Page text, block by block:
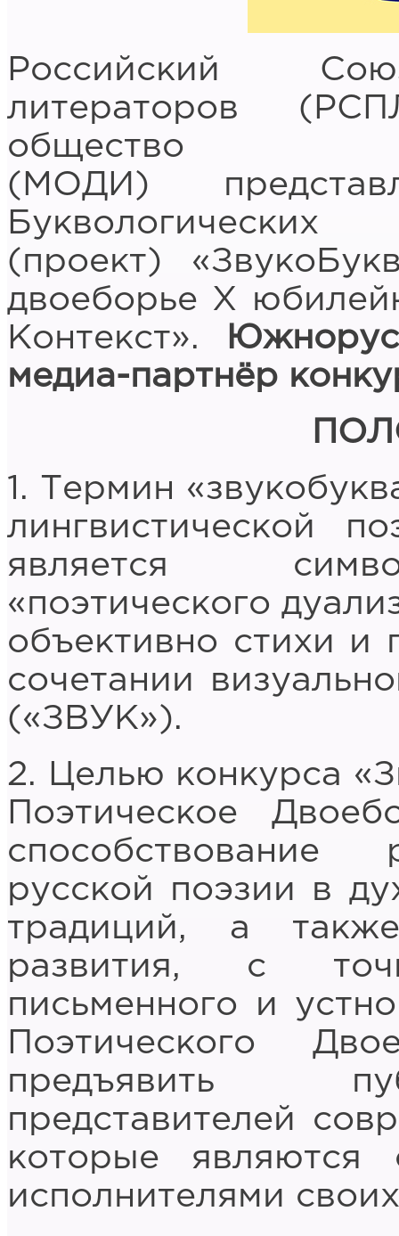
Российский
литераторов
общество
(МОДИ)
(проект)
двоеборье Х
Контекст».
медиа-партнёр
1. Термин
лингвистической
является
«поэтического
объективно стихи и
сочетании
(«ЗВУК»).
2. Целью конкурса
Поэтическое
способствование
русской поэзии в
традиций, а
развития, с
письменного и
Поэтического
предъявить
представителей
которые являются
исполнителями